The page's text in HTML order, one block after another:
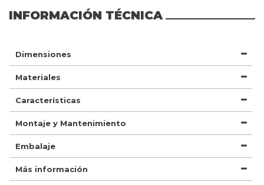
INFORMACIÓN TÉCNICA
Dimensiones
Materiales
Características
Montaje y Mantenimiento
Embalaje
Más información